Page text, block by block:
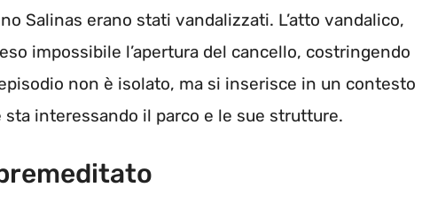
Salinas erano stati vandalizzati. L’atto vandalico,
impossibile l’apertura del cancello, costringendo
non è isolato, ma si inserisce in un contesto
sta interessando il parco e le sue strutture.